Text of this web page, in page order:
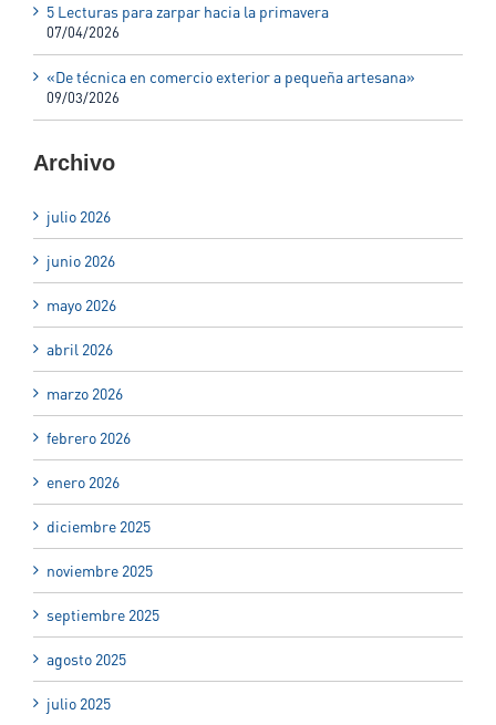
5 Lecturas para zarpar hacia la primavera
07/04/2026
«De técnica en comercio exterior a pequeña artesana»
09/03/2026
Archivo
julio 2026
junio 2026
mayo 2026
abril 2026
marzo 2026
febrero 2026
enero 2026
diciembre 2025
noviembre 2025
septiembre 2025
agosto 2025
julio 2025